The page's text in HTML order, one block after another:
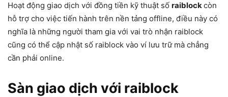
Hoạt động giao dịch với đồng tiền kỹ thuật số raiblockcòn
hỗ trợ cho việc tiến hành trên nền tảng offline, điều này có
nghĩa là những người tham gia với vai trò nhận raiblock
cũng có thể cập nhật số raiblock vào ví lưu trữ mà chẳng
cần phải online.
Sàn giao dịch với raiblock